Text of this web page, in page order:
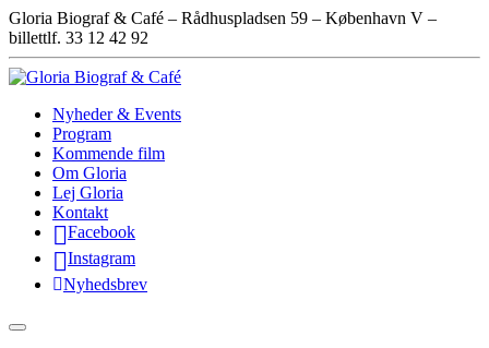
Gloria Biograf & Café – Rådhuspladsen 59 – København V –
billettlf. 33 12 42 92
Nyheder & Events
Program
Kommende film
Om Gloria
Lej Gloria
Kontakt
Facebook
Instagram
Nyhedsbrev